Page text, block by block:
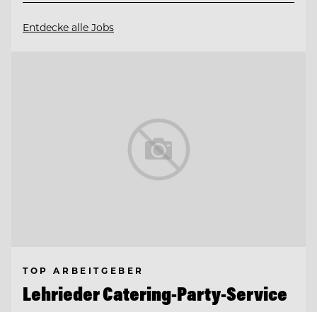
Entdecke alle Jobs
TOP ARBEITGEBER
Lehrieder Catering-Party-Service